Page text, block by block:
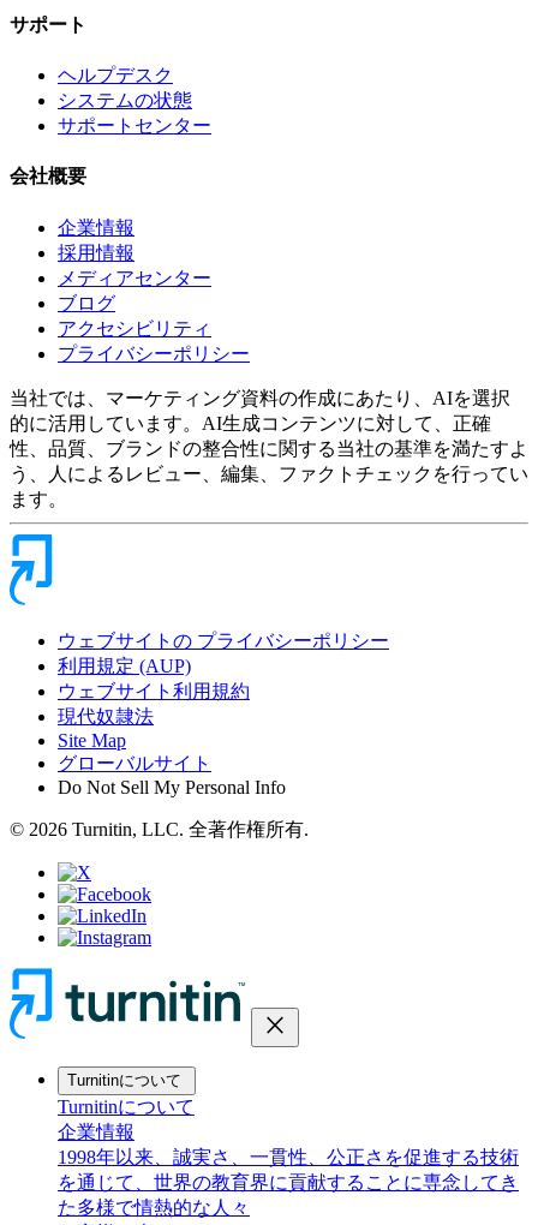
サポート
ヘルプデスク
システムの状態
サポートセンター
会社概要
企業情報
採用情報
メディアセンター
ブログ
アクセシビリティ
プライバシーポリシー
当社では、マーケティング資料の作成にあたり、AIを選択
的に活用しています。AI生成コンテンツに対して、正確
性、品質、ブランドの整合性に関する当社の基準を満たすよ
う、人によるレビュー、編集、ファクトチェックを行ってい
ます。
ウェブサイトの プライバシーポリシー
利用規定 (AUP)
ウェブサイト利用規約
現代奴隷法
Site Map
グローバルサイト
Do Not Sell My Personal Info
© 2026 Turnitin, LLC. 全著作権所有.
close
Turnitinについて
Turnitinについて
企業情報
1998年以来、誠実さ、一貫性、公正さを促進する技術
を通じて、世界の教育界に貢献することに専念してき
た多様で情熱的な人々